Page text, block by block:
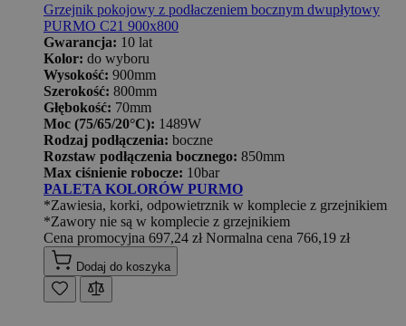
Grzejnik pokojowy z podłaczeniem bocznym dwupłytowy
PURMO C21 900x800
Gwarancja: 10 lat
Kolor: do wyboru
Wysokość: 900mm
Szerokość: 800mm
Głębokość: 70mm
Moc (75/65/20°C): 1489W
Rodzaj podłączenia: boczne
Rozstaw podłączenia bocznego: 850mm
Max ciśnienie robocze: 10bar
PALETA KOLORÓW PURMO
*Zawiesia, korki, odpowietrznik w komplecie z grzejnikiem
*Zawory nie są w komplecie z grzejnikiem
Cena promocyjna 697,24 zł Normalna cena 766,19 zł
Dodaj do koszyka